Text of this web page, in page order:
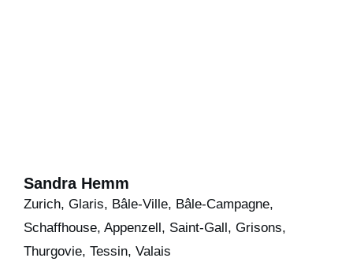
Sandra Hemm
Zurich, Glaris, Bâle-Ville, Bâle-Campagne,
Schaffhouse, Appenzell, Saint-Gall, Grisons,
Thurgovie, Tessin, Valais